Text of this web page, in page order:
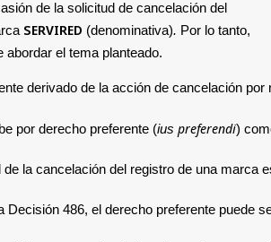
de la solicitud de cancelación del
SERVIRED (denominativa). Por lo tanto,
abordar el tema planteado.
derivado de la acción de cancelación
por derecho preferente (ius preferendi)
de la cancelación del registro de una
Decisión 486, el derecho preferente